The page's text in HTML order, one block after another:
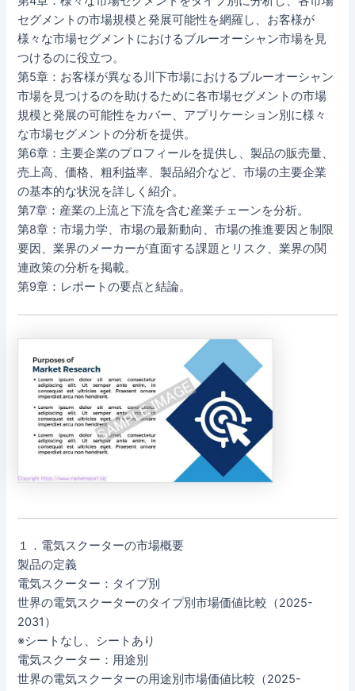
セグメントの市場規模と発展可能性を網羅し、お客様が
様々な市場セグメントにおけるブルーオーシャン市場を見
つけるのに役立つ。
第5章：お客様が異なる川下市場におけるブルーオーシャン
市場を見つけるのを助けるために各市場セグメントの市場
規模と発展の可能性をカバー、アプリケーション別に様々
な市場セグメントの分析を提供。
第6章：主要企業のプロフィールを提供し、製品の販売量、
売上高、価格、粗利益率、製品紹介など、市場の主要企業
の基本的な状況を詳しく紹介。
第7章：産業の上流と下流を含む産業チェーンを分析。
第8章：市場力学、市場の最新動向、市場の推進要因と制限
要因、業界のメーカーが直面する課題とリスク、業界の関
連政策の分析を掲載。
第9章：レポートの要点と結論。
１．電気スクーターの市場概要
製品の定義
電気スクーター：タイプ別
世界の電気スクーターのタイプ別市場価値比較（2025-
2031）
※シートなし、シートあり
電気スクーター：用途別
世界の電気スクーターの用途別市場価値比較（2025-